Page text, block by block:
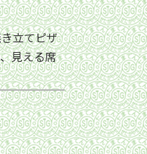
立てピザ
見える席